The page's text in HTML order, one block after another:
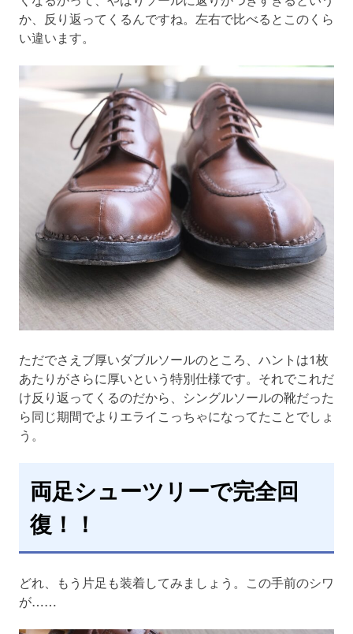
か、反り返ってくるんですね。左右で比べるとこのくら
い違います。
ただでさえブ厚いダブルソールのところ、ハントは1枚
あたりがさらに厚いという特別仕様です。それでこれだ
け反り返ってくるのだから、シングルソールの靴だった
ら同じ期間でよりエライこっちゃになってたことでしょ
う。
両足シューツリーで完全回
復！！
どれ、もう片足も装着してみましょう。この手前のシワ
が……